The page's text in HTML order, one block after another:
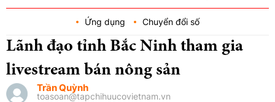
Ứng dụng Chuyển đổi số
Lãnh đạo tỉnh Bắc Ninh tham gia
livestream bán nông sản
Trần Quỳnh
toasoan@tapchihuucovietnam.vn